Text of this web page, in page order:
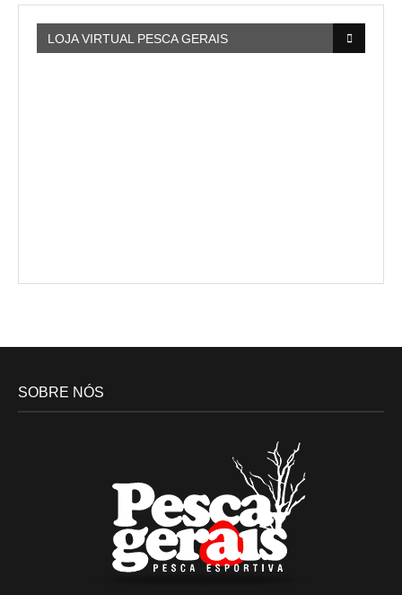
LOJA VIRTUAL PESCA GERAIS
SOBRE NÓS